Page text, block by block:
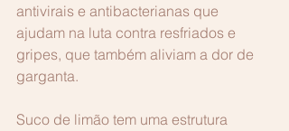
antivirais e antibacterianas que
ajudam na luta contra resfriados e
gripes, que também aliviam a dor de
garganta.
Suco de limão tem uma estrutura